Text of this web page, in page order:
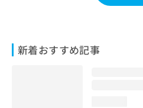
新着おすすめ記事